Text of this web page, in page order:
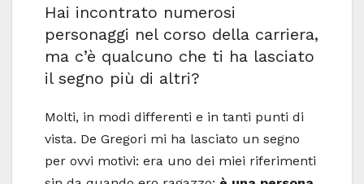
Hai incontrato numerosi
personaggi nel corso della carriera,
ma c’è qualcuno che ti ha lasciato
il segno più di altri?
Molti, in modi differenti e in tanti punti di
vista. De Gregori mi ha lasciato un segno
per ovvi motivi: era uno dei miei riferimenti